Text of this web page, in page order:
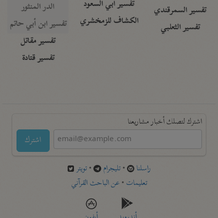
تفسير السمرقندي
تفسير الثعلبي
تفسير أبي السعود
الكشاف للزمخشري
الدر المنثور
تفسير ابن أبي حاتم
تفسير مقاتل
تفسير قتادة
اشترك لتصلك أخبار مشاريعنا
اشترك
راسلنا •تليجرام •تويتر
تعليمات •عن الباحث القرآني